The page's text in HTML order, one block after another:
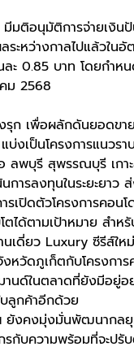
มีมติอนุมัติการจ่ายเงิน
ะหว่างกาลไปแล้วในอั
ะ 0.85 บาท โดยกำห
ม 2568
ก เพื่อผลักดันยอดขา
งเป็นโครงการแนวรา
ลพบุรี สุพรรณบุรี เกา
การลงทุนในระยะยาว
ปิดตัวโครงการคอนโ
ด้ตามเป้าหมาย สำหรั
นเดี่ยว Luxury ซีรีส์ใ
หวัดภูเก็ตกับโครงกา
นด์ในตลาดที่ยังมีอยู่อ
ลูกค้าอีกด้วย
ยังคงมุ่งมั่นพัฒนากลยุ
กับความพร้อมที่จะปรั